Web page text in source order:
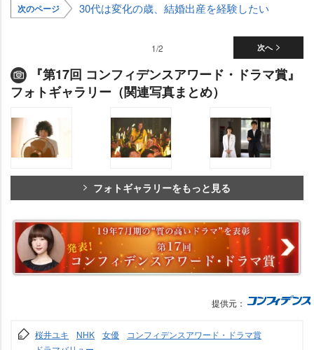
次のページ 30代は変化の歳、結婚出産を経験したい
次へ
1/2
『第17回 コンフィデンスアワード・ドラマ賞』
フォトギャラリー（関連写真まとめ）
フォトギャラリーをもっと見る
提供元：
桜井ユキ NHK 女優
コンフィデンスアワード・ドラマ賞